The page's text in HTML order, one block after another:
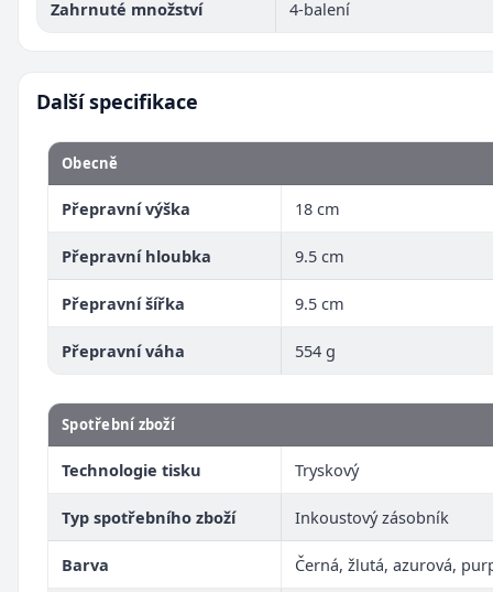
Zahrnuté množství 4-balení
Další specifikace
Obecně
Přepravní výška 18 cm
Přepravní hloubka 9.5 cm
Přepravní šířka 9.5 cm
Přepravní váha 554 g
Spotřební zboží
Technologie tisku Tryskový
Typ spotřebního zboží Inkoustový zásobník
Barva Černá, žlutá, azurová,